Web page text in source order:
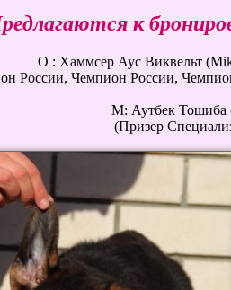
к
О : Хаммсер Аус Виквельт (Mike
России, Чемпион России,
M: Аутбек Тошиба
(Призер